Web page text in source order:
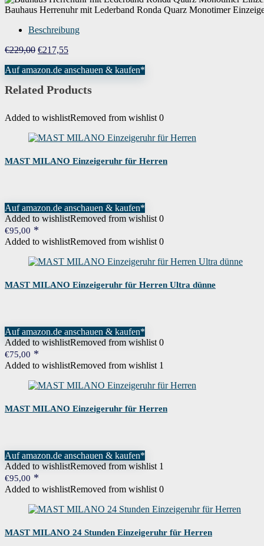
Bauhaus Herrenuhr mit Lederband Ronda Quarz Monotimer
Beschreibung
€229,00 Ursprünglicher
war:
€217,55Aktueller
ist:
Auf amazon.de anschauen & kaufen*
Related Products
Added to wishlistRemoved from wishlist 0
MAST MILANO Einzeigeruhr für Herren
Auf amazon.de anschauen & kaufen*
Added to wishlistRemoved from wishlist 0
€95,00
Added to wishlistRemoved from wishlist 0
MAST MILANO Einzeigeruhr für Herren Ultra dünne
Auf amazon.de anschauen & kaufen*
Added to wishlistRemoved from wishlist 0
€75,00
Added to wishlistRemoved from wishlist 1
MAST MILANO Einzeigeruhr für Herren
Auf amazon.de anschauen & kaufen*
Added to wishlistRemoved from wishlist 1
€95,00
Added to wishlistRemoved from wishlist 0
MAST MILANO 24 Stunden Einzeigeruhr für Herren